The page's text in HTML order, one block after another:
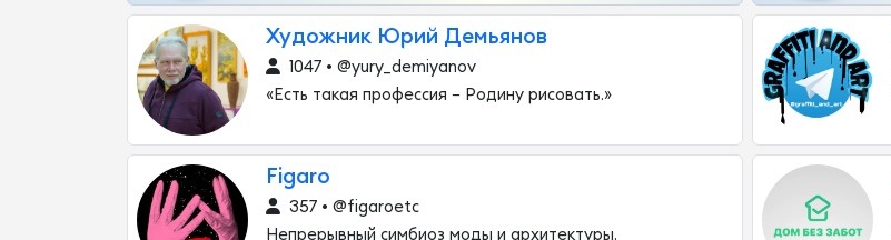
Художник Юрий Демьянов
1047 • @yury_demiyanov
«Есть такая профессия − Родину рисовать.»
Figaro
357 • @figaroetc
Непрерывный симбиоз моды и архитектуры.